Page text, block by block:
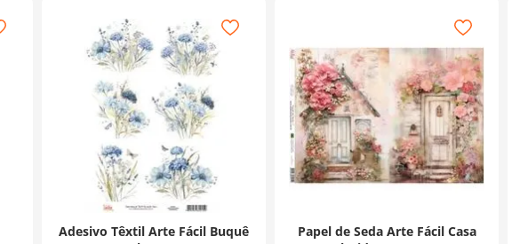
Adesivo Têxtil Arte Fácil Buquê
Papel de Seda Arte Fácil Casa